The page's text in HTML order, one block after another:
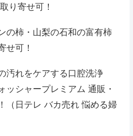
り寄せ可！
の柿・山梨の石和の富有柿
せ可！
汚れをケアする口腔洗浄
ッシャープレミアム 通販・
（日テレ バカ売れ 悩める婦